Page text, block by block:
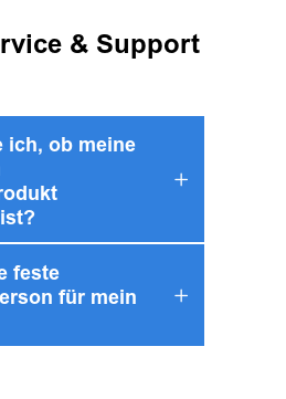
& Support
ich, ob meine
feste
für mein